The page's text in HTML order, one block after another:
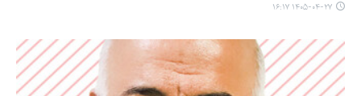
۱۴۰۵-۰۴-۲۷ ۱۶:۱۷